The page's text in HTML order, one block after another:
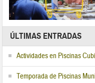
ÚLTIMAS ENTRADAS
Actividades en Piscinas
Temporada de Piscinas